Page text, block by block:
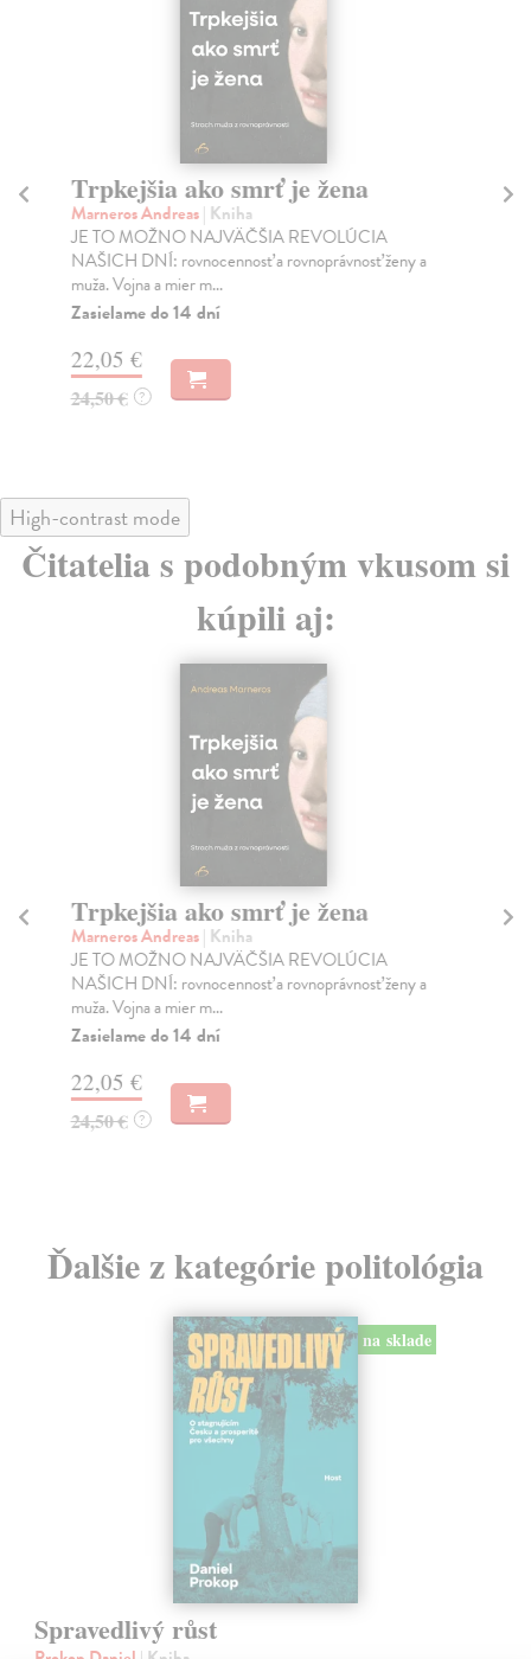
Trpkejšia ako smrť je žena
Marneros Andreas| Kniha
JE TO MOŽNO NAJVÄČŠIA REVOLÚCIA
NAŠICH DNÍ: rovnocennosť a rovnoprávnosť ženy a
muža. Vojna a mier m...
Zasielame do 14 dní
22,05 €
24,50 € ?
High-contrast mode
Čitatelia s podobným vkusom si
kúpili aj:
Trpkejšia ako smrť je žena
Marneros Andreas| Kniha
JE TO MOŽNO NAJVÄČŠIA REVOLÚCIA
NAŠICH DNÍ: rovnocennosť a rovnoprávnosť ženy a
muža. Vojna a mier m...
Zasielame do 14 dní
22,05 €
24,50 € ?
Ďalšie z kategórie politológia
na sklade
Spravedlivý růst